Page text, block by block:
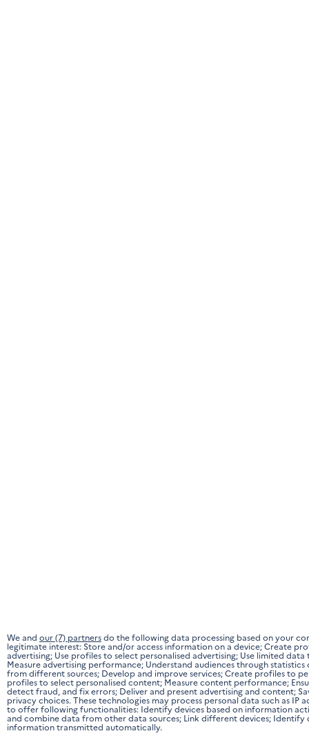
We and our (7) partnersdo the following data processing based on your
legitimate interest: Store and/or access information on a device; Create
advertising; Use profiles to select personalised advertising; Use limited data
Measure advertising performance; Understand audiences through
from different sources; Develop and improve services; Create profiles to
profiles to select personalised content; Measure content performance;
detect fraud, and fix errors; Deliver and present advertising and content;
privacy choices. These technologies may process personal data such as IP
to offer following functionalities: Identify devices based on information
and combine data from other data sources; Link different devices; Identify
information transmitted automatically.